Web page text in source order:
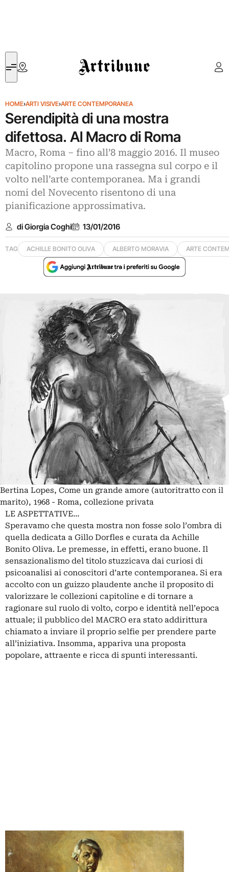
Artribune
HOME›ARTI VISIVE›ARTE CONTEMPORANEA
Serendipità di una mostra
difettosa. Al Macro di Roma
Macro, Roma – fino all’8 maggio 2016. Il museo
capitolino propone una rassegna sul corpo e il
volto nell’arte contemporanea. Ma i grandi
nomi del Novecento risentono di una
pianificazione approssimativa.
di Giorgia Coghi 13/01/2016
TAG ACHILLE BONITO OLIVA ALBERTO MORAVIA ARTE
Bertina Lopes, Come un grande amore (autoritratto con il
marito), 1968 - Roma, collezione privata
LE ASPETTATIVE…
Speravamo che questa mostra non fosse solo l’ombra di
quella dedicata a Gillo Dorfles e curata da Achille
Bonito Oliva. Le premesse, in effetti, erano buone. Il
sensazionalismo del titolo stuzzicava dai curiosi di
psicoanalisi ai conoscitori d’arte contemporanea. Si era
accolto con un guizzo plaudente anche il proposito di
valorizzare le collezioni capitoline e di tornare a
ragionare sul ruolo di volto, corpo e identità nell’epoca
attuale; il pubblico del MACRO era stato addirittura
chiamato a inviare il proprio selfie per prendere parte
all’iniziativa. Insomma, appariva una proposta
popolare, attraente e ricca di spunti interessanti.